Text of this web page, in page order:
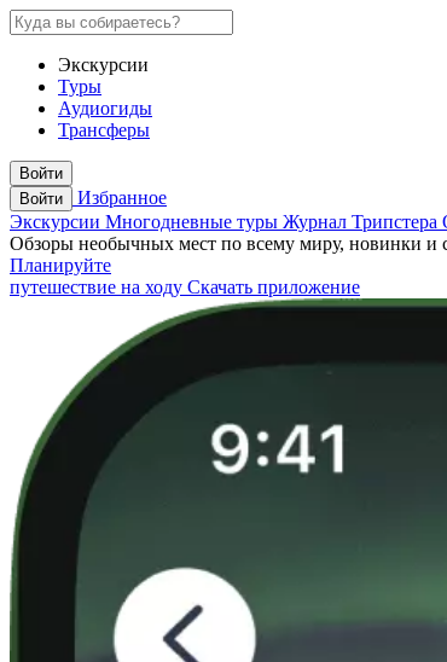
Экскурсии
Туры
Аудиогиды
Трансферы
Войти
Войти
Избранное
Экскурсии Многодневные туры Журнал Трипстера
Обзоры необычных мест по всему миру, новинки и
Планируйте
путешествие на ходу Скачать приложение